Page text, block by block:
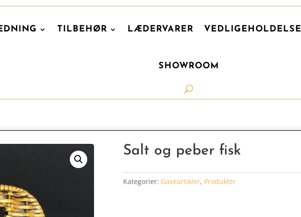
TILBEHØR LÆDERVARER VEDLIGEHOLDELSE
SHOWROOM
Salt og peber fisk
Kategorier: Gaveartikler, Produkter